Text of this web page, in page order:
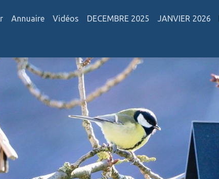
Annuaire Vidéos DECEMBRE 2025 JANVIER 2026